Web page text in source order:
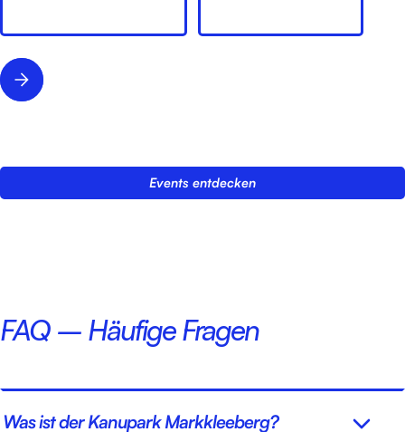
Events entdecken
FAQ – Häufige Fragen
Was ist der Kanupark Markkleeberg?